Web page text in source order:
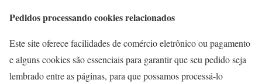
Pedidos processando cookies relacionados
Este site oferece facilidades de comércio eletrônico ou pagamento
e alguns cookies são essenciais para garantir que seu pedido seja
lembrado entre as páginas, para que possamos processá-lo